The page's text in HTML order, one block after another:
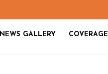
NEWS GALLERY COVERAGE